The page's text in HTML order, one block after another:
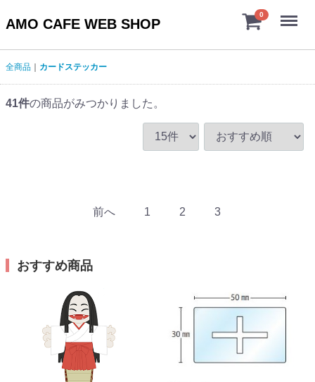
AMO CAFE WEB SHOP
0 Menu
全商品 カードステッカー
41件の商品がみつかりました。
前へ 1 2 3
おすすめ商品